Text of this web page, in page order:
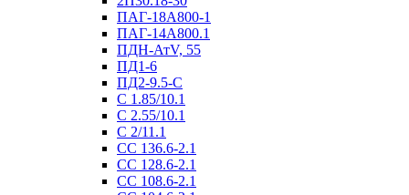
ПАГ-18А800-1
ПАГ-14А800.1
ПДН-АтV, 55
ПД1-6
ПД2-9.5-С
С 1.85/10.1
С 2.55/10.1
С 2/11.1
СС 136.6-2.1
СС 128.6-2.1
СС 108.6-2.1